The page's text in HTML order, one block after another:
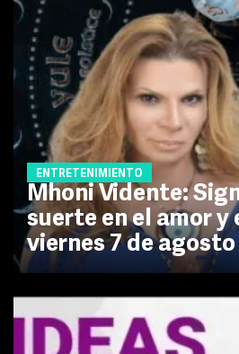
ENTRETENIMIENTO
Mhoni Vidente:
suerte en el amor y
viernes 7 de agosto